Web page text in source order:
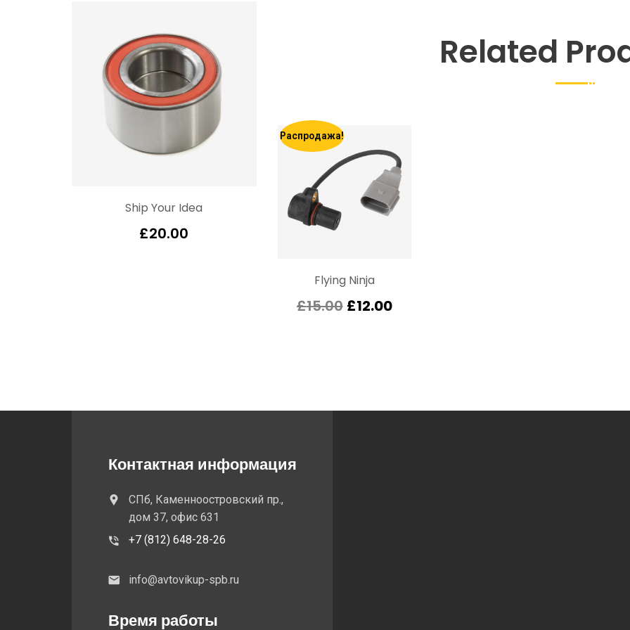
Ship Your Idea
£20.00
Related
Распродажа!
Flying Ninja
£15.00 £12.00
Контактная информация
СПб, Каменноостровский пр.,
дом 37, офис 631
+7 (812) 648-28-26
info@avtovikup-spb.ru
Время работы